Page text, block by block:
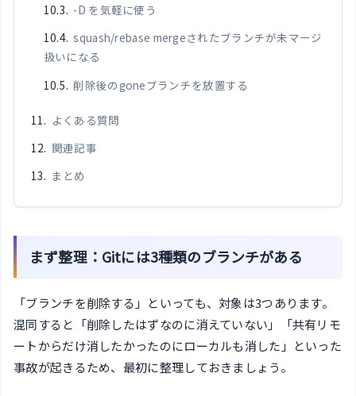
-D を気軽に使う
squash/rebase mergeされたブランチが未マージ
扱いになる
削除後のgoneブランチを放置する
よくある質問
関連記事
まとめ
まず整理：Gitには3種類のブランチがある
「ブランチを削除する」といっても、対象は3つあります。
混同すると「削除したはずなのに消えていない」「共有リモ
ートからだけ消したかったのにローカルも消した」といった
事故が起きるため、最初に整理しておきましょう。